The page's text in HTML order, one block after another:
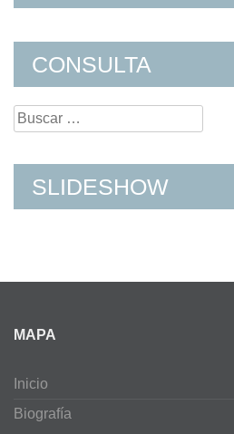
CONSULTA
Search
for:
SLIDESHOW
MAPA
Inicio
Biografía